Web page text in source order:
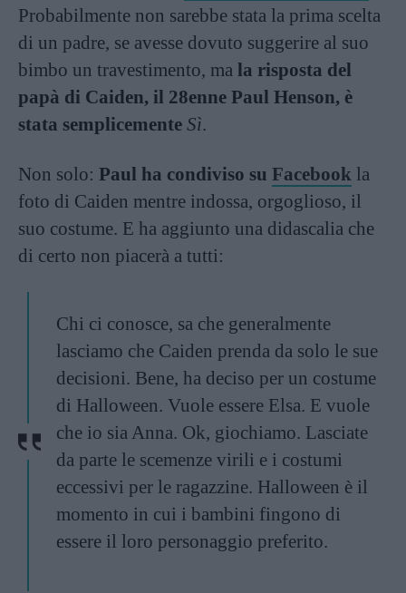
Probabilmente non sarebbe stata la prima scelta
di un padre, se avesse dovuto suggerire al suo
bimbo un travestimento, ma la risposta del
papà di Caiden, il 28enne Paul Henson, è
stata semplicemente Sì.
Non solo: Paul ha condiviso su Facebook la
foto di Caiden mentre indossa, orgoglioso, il
suo costume. E ha aggiunto una didascalia che
di certo non piacerà a tutti:
Chi ci conosce, sa che generalmente
lasciamo che Caiden prenda da solo le sue
decisioni. Bene, ha deciso per un costume
di Halloween. Vuole essere Elsa. E vuole
che io sia Anna. Ok, giochiamo. Lasciate
da parte le scemenze virili e i costumi
eccessivi per le ragazzine. Halloween è il
momento in cui i bambini fingono di
essere il loro personaggio preferito.